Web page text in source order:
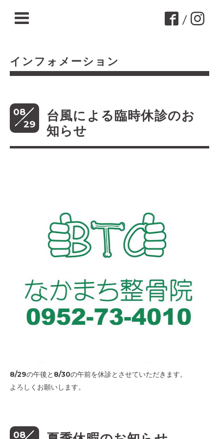
/
インフォメーション
08
29
台風による臨時休診のお
知らせ
8/29の午後と8/30の午前を休診とさせていただきます。
よろしくお願いします。
08